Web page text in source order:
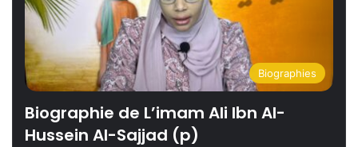
Biographies
Biographie de L’imam Ali Ibn Al-
Hussein Al-Sajjad (p)